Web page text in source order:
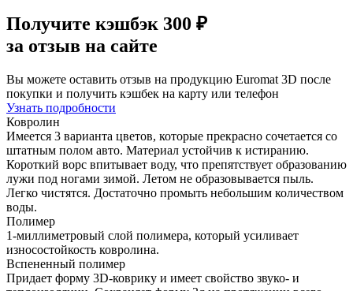
Получите кэшбэк 300 ₽
за отзыв на сайте
Вы можете оставить отзыв на продукцию Euromat 3D после
покупки и получить кэшбек на карту или телефон
Узнать подробности
Ковролин
Имеется 3 варианта цветов, которые прекрасно сочетается со
штатным полом авто. Материал устойчив к истиранию.
Короткий ворс впитывает воду, что препятствует образованию
лужи под ногами зимой. Летом не образовывается пыль.
Легко чистятся. Достаточно промыть небольшим количеством
воды.
Полимер
1-миллиметровый слой полимера, который усиливает
износостойкость ковролина.
Вспененный полимер
Придает форму 3D-коврику и имеет свойство звуко- и